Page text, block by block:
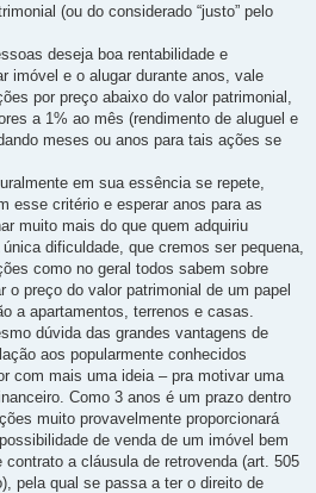
(ou do considerado “justo” pelo
deseja boa rentabilidade e
imóvel e o alugar durante anos, vale
por preço abaixo do valor patrimonial,
a 1% ao mês (rendimento de aluguel e
meses ou anos para tais ações se
em sua essência se repete,
esse critério e esperar anos para as
muito mais do que quem adquiriu
dificuldade, que cremos ser pequena,
como no geral todos sabem sobre
preço do valor patrimonial de um papel
a apartamentos, terrenos e casas.
dúvida das grandes vantagens de
aos popularmente conhecidos
com mais uma ideia – pra motivar uma
Como 3 anos é um prazo dentro
muito provavelmente proporcionará
de venda de um imóvel bem
a cláusula de retrovenda (art. 505
pela qual se passa a ter o direito de